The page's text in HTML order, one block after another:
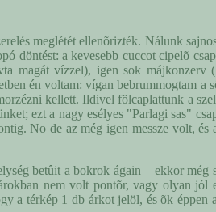
meglétét ellenõrizték. Nálunk
döntést: a kevesebb cuccot cipelõ
magát vízzel), igen sok májkonzerv
én voltam: vígan bebrummogtam a
kellett. Ildivel fölcaplattunk a
ezt a nagy esélyes "Parlagi sas"
No de az még igen messze volt, és
betûit a bokrok ágain – ekkor
nem volt pontõr, vagy olyan
a térkép 1 db árkot jelöl, és õk éppen